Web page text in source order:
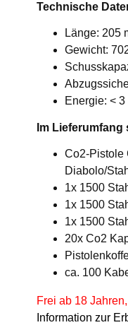
Technische
Länge: 205
Gewicht:
Energie: <
Im
Co2-Pistole
Diabolo/
1x 1500
1x 1500
1x 1500
20x Co2
ca. 100
Frei ab 18
Information zur